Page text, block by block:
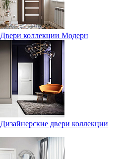
Двери коллекции Модерн
Дизайнерские двери коллекции